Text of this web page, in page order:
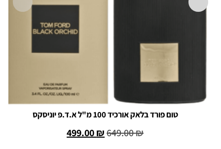
טום פורד בלאק אורכיד 100 מ"ל א.ד.פ יוניסקס
649.00₪
499.00₪